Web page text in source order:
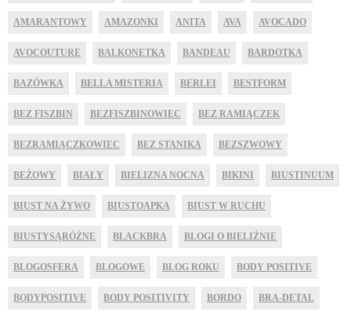
AMARANTOWY AMAZONKI ANITA AVA AVOCADO
AVOCOUTURE BALKONETKA BANDEAU BARDOTKA
BAZÓWKA BELLA MISTERIA BERLEI BESTFORM
BEZ FISZBIN BEZFISZBINOWIEC BEZ RAMIĄCZEK
BEZRAMIĄCZKOWIEC BEZ STANIKA BEZSZWOWY
BEŻOWY BIAŁY BIELIZNA NOCNA BIKINI BIUSTINUUM
BIUST NA ŻYWO BIUSTOAPKA BIUST W RUCHU
BIUSTYSĄRÓŻNE BLACKBRA BLOGI O BIELIŹNIE
BLOGOSFERA BLOGOWE BLOG ROKU BODY POSITIVE
BODYPOSITIVE BODY POSITIVITY BORDO BRA-DETAL